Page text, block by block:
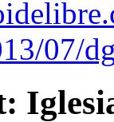
07/